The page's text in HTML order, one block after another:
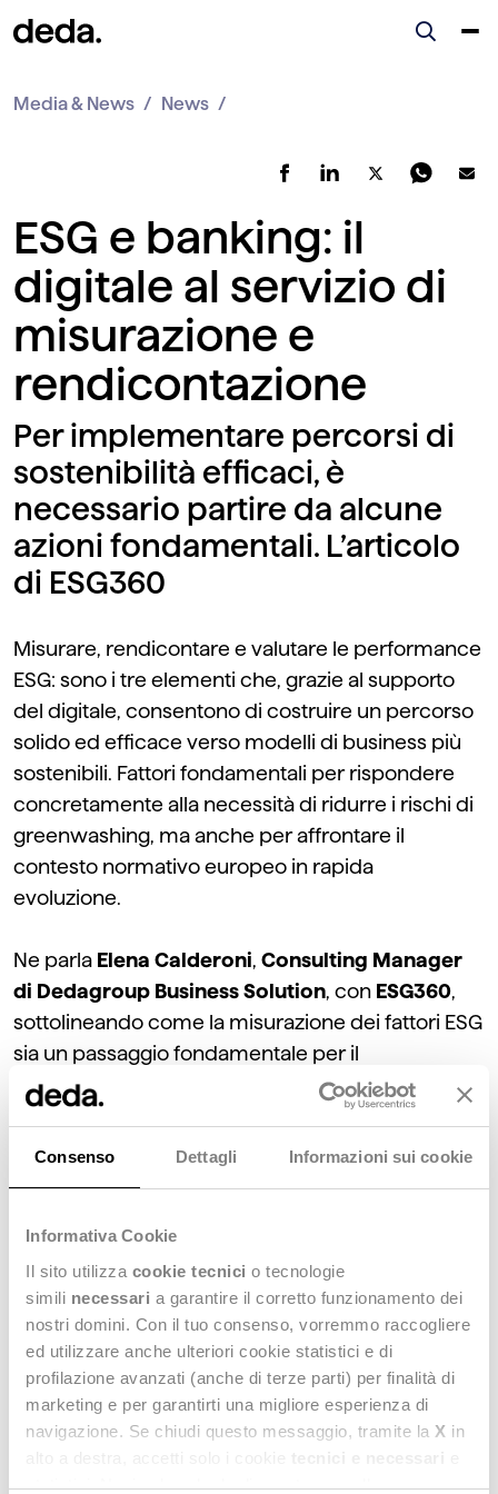
Consenso Dettagli Informazioni sui cookie
Informativa Cookie
Il sito utilizza cookie tecnici o tecnologie
simili necessari a garantire il corretto funzionamento dei
nostri domini. Con il tuo consenso, vorremmo raccogliere
ed utilizzare anche ulteriori cookie statistici e di
profilazione avanzati (anche di terze parti) per finalità di
marketing e per garantirti una migliore esperienza di
navigazione. Se chiudi questo messaggio, tramite la X in
statistici. Naviga le schede di questo pannello per
Media & News News
ESG e banking: il
digitale al servizio di
misurazione e
rendicontazione
Per implementare percorsi di
sostenibilità efficaci, è
necessario partire da alcune
azioni fondamentali. L’articolo
di ESG360
Misurare, rendicontare e valutare le performance
ESG: sono i tre elementi che, grazie al supporto
del digitale, consentono di costruire un percorso
solido ed efficace verso modelli di business più
sostenibili. Fattori fondamentali per rispondere
concretamente alla necessità di ridurre i rischi di
greenwashing, ma anche per affrontare il
contesto normativo europeo in rapida
evoluzione.
Ne parla Elena Calderoni, Consulting Manager
di Dedagroup Business Solution, con ESG360,
sottolineando come la misurazione dei fattori ESG
sia un passaggio fondamentale per il
raggiungimento degli obiettivi di sostenibilità. A tal
fine, è necessario adottare un approccio
sistemico, permettendo ad imprese e istituti
osservazione dei dati ESG un vero e proprio asset
aziendale.
Misurare la sostenibilità non è solo una verifica
puntuale della situazione nella quale ci si trova
oggi, ma è la capacità di disporre di dati e
strumenti appropriati che permettano di
obiettivi prefissati all’interno di una strategia di